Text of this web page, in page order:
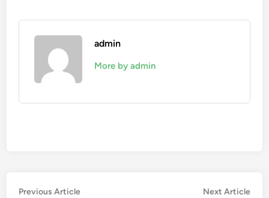
admin
More by admin
Navigation
Previous ArticlePrevious
Next Article